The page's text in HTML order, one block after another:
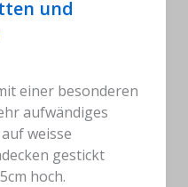
und
einer besonderen
aufwändiges
weisse
gestickt
hoch.